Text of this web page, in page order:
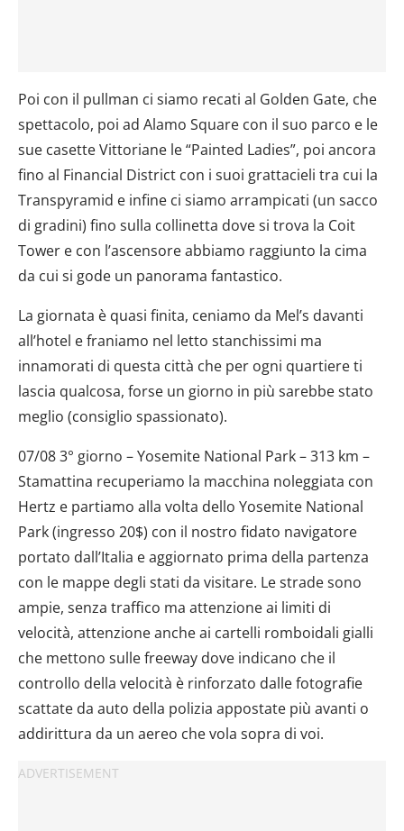
Poi con il pullman ci siamo recati al Golden Gate, che
spettacolo, poi ad Alamo Square con il suo parco e le
sue casette Vittoriane le “Painted Ladies”, poi ancora
fino al Financial District con i suoi grattacieli tra cui la
Transpyramid e infine ci siamo arrampicati (un sacco
di gradini) fino sulla collinetta dove si trova la Coit
Tower e con l’ascensore abbiamo raggiunto la cima
da cui si gode un panorama fantastico.
La giornata è quasi finita, ceniamo da Mel’s davanti
all’hotel e franiamo nel letto stanchissimi ma
innamorati di questa città che per ogni quartiere ti
lascia qualcosa, forse un giorno in più sarebbe stato
meglio (consiglio spassionato).
07/08 3° giorno – Yosemite National Park – 313 km –
Stamattina recuperiamo la macchina noleggiata con
Hertz e partiamo alla volta dello Yosemite National
Park (ingresso 20$) con il nostro fidato navigatore
portato dall’Italia e aggiornato prima della partenza
con le mappe degli stati da visitare. Le strade sono
ampie, senza traffico ma attenzione ai limiti di
velocità, attenzione anche ai cartelli romboidali gialli
che mettono sulle freeway dove indicano che il
controllo della velocità è rinforzato dalle fotografie
scattate da auto della polizia appostate più avanti o
addirittura da un aereo che vola sopra di voi.